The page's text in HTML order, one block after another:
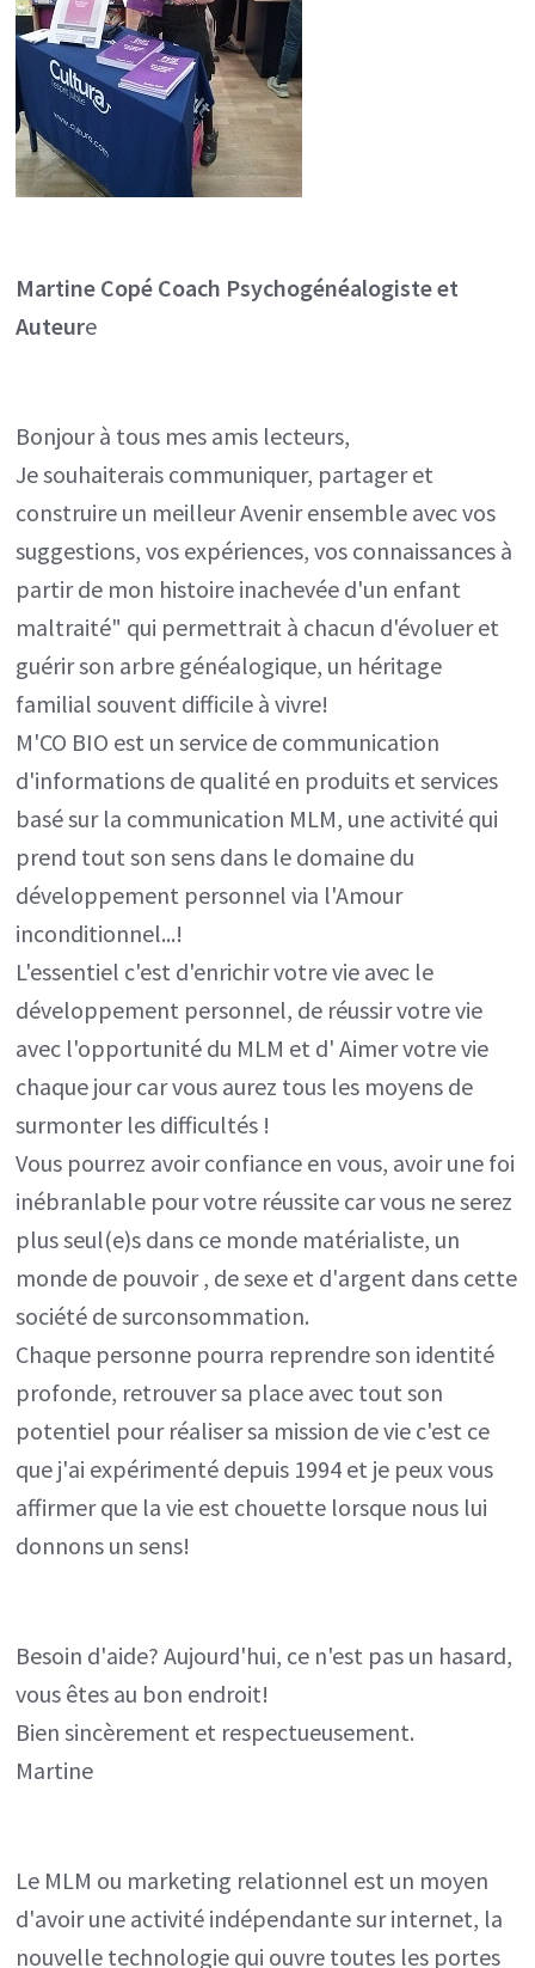
Martine Copé Coach Psychogénéalogiste et
Auteure
Bonjour à tous mes amis lecteurs,
Je souhaiterais communiquer, partager et
construire un meilleur Avenir ensemble avec vos
suggestions, vos expériences, vos connaissances à
partir de mon histoire inachevée d'un enfant
maltraité" qui permettrait à chacun d'évoluer et
guérir son arbre généalogique, un héritage
familial souvent difficile à vivre!
M'CO BIO est un service de communication
d'informations de qualité en produits et services
basé sur la communication MLM, une activité qui
prend tout son sens dans le domaine du
développement personnel via l'Amour
inconditionnel...!
L'essentiel c'est d'enrichir votre vie avec le
développement personnel, de réussir votre vie
avec l'opportunité du MLM et d' Aimer votre vie
chaque jour car vous aurez tous les moyens de
surmonter les difficultés !
Vous pourrez avoir confiance en vous, avoir une foi
inébranlable pour votre réussite car vous ne serez
plus seul(e)s dans ce monde matérialiste, un
monde de pouvoir , de sexe et d'argent dans cette
société de surconsommation.
Chaque personne pourra reprendre son identité
profonde, retrouver sa place avec tout son
potentiel pour réaliser sa mission de vie c'est ce
que j'ai expérimenté depuis 1994 et je peux vous
affirmer que la vie est chouette lorsque nous lui
donnons un sens!
Besoin d'aide? Aujourd'hui, ce n'est pas un hasard,
vous êtes au bon endroit!
Bien sincèrement et respectueusement.
Martine
Le MLM ou marketing relationnel est un moyen
d'avoir une activité indépendante sur internet, la
nouvelle technologie qui ouvre toutes les portes